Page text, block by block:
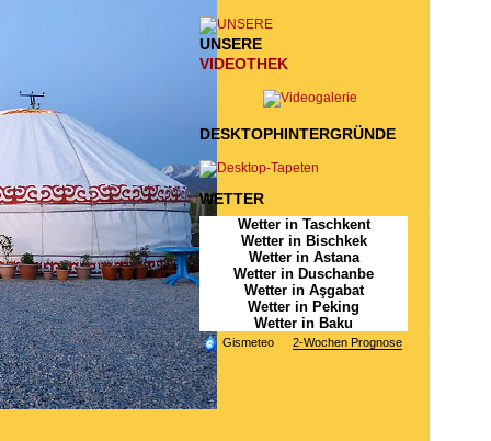
UNSERE
VIDEOTHEK
DESKTOPHINTERGRÜNDE
WETTER
Wetter in Taschkent
Wetter in Bischkek
Wetter in Astana
Wetter in Duschanbe
Wetter in Aşgabat
Wetter in Peking
Wetter in Baku
Gismeteo 2-Wochen Prognose